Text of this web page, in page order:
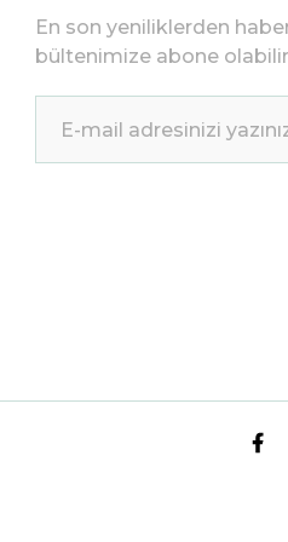
En son yeniliklerden
bültenimize abone